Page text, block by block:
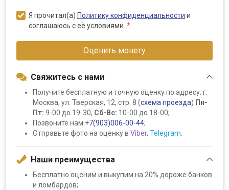
Я прочитал(а) Политику конфиденциальности и
соглашаюсь с её условиями. *
Оценить монету
Свяжитесь с нами
Получите бесплатную и точную оценку по адресу: г.
Москва, ул. Тверская, 12, стр. 8 (схема проезда) Пн-
Пт: 9-00 до 19-30, Сб-Вс: 10-00 до 18-00;
Позвоните нам +7(903)006-00-44;
Отправьте фото на оценку в Viber, Telegram.
Наши преимущества
Бесплатно оценим и выкупим на 20% дороже банков
и ломбардов;